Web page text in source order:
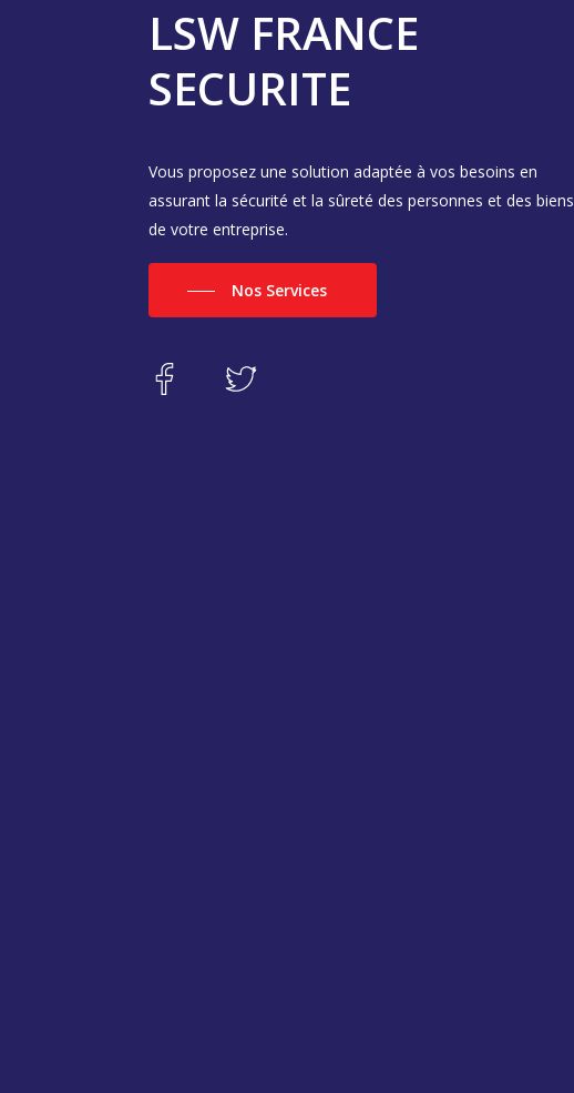
LSW FRANCE
SECURITE
Vous proposez une solution adaptée à vos besoins en
assurant la sécurité et la sûreté des personnes et des biens
de votre entreprise.
Nos Services